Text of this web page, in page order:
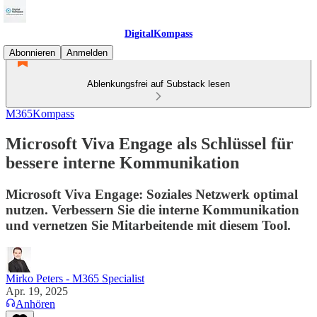
DigitalKompass
Abonnieren
Anmelden
Ablenkungsfrei auf Substack lesen
M365Kompass
Microsoft Viva Engage als Schlüssel für
bessere interne Kommunikation
Microsoft Viva Engage: Soziales Netzwerk optimal
nutzen. Verbessern Sie die interne Kommunikation
und vernetzen Sie Mitarbeitende mit diesem Tool.
Mirko Peters - M365 Specialist
Apr. 19, 2025
Anhören